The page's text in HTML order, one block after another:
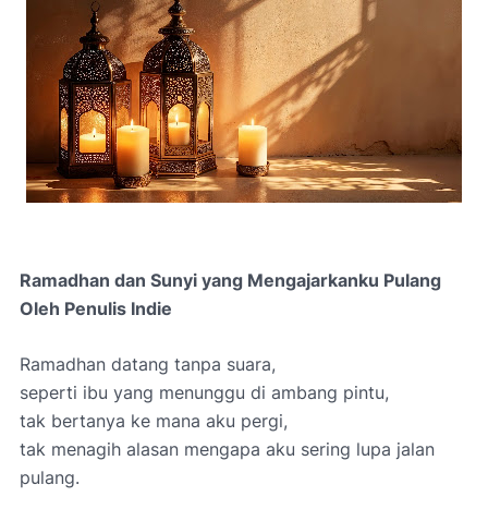
Ramadhan dan Sunyi yang Mengajarkanku Pulang
Oleh Penulis Indie
Ramadhan datang tanpa suara,
seperti ibu yang menunggu di ambang pintu,
tak bertanya ke mana aku pergi,
tak menagih alasan mengapa aku sering lupa jalan
pulang.